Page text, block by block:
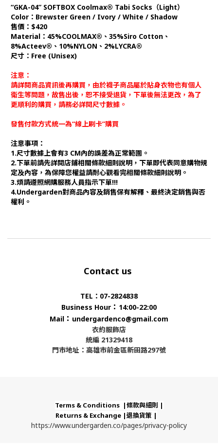
“GKA-04” SOFTBOX Coolmax® Tabi Socks（Light）
Color：Brewster Green / Ivory / White / Shadow
售價：$420
Material：45%COOLMAX®、35%Siro Cotton、
8%Acteev®、10%NYLON、2%LYCRA®
尺寸：Free (Unisex)
注意：
請詳閱商品資訊後再購買，由於襪子商品屬於貼身衣物也有個人
衛生等問題，故售出後，恕不接受退貨，下單後無法更改，為了
更順利的購買，請務必詳閱尺寸數據。
發售付款方式統一為“線上刷卡”購買
注意事項：
1.尺寸數據上會有3 CM內的誤差為正常範圍。
2.下單前請先詳閱店鋪相關條款細則說明，下單即代表同意購物規
定及內容，為保障您權益請耐心觀看完相關條款細則說明。
3.煩請遵照網購服務人員指示下單!!!
4.Undergarden對商品內容及銷售保有解釋、最終決定銷售與否
權利。
Contact us
TEL：07-2824838
Business Hour ： 14:00-22:00
Mail ： undergardenco@gmail.com
衣約服飾店
統編 21329418
門市地址：高雄市前金區新田路297號
Terms & Conditions |條款與細則 |
Returns & Exchange |退換貨策 |
https://www.undergarden.co/pages/privacy-policy